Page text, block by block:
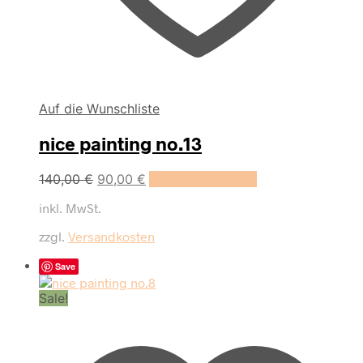
Auf die Wunschliste
nice painting no.13
140,00€ Ursprünglicher
war:
90,00 €
inkl. MwSt.
zzgl. Versandkosten
Save
Sale!